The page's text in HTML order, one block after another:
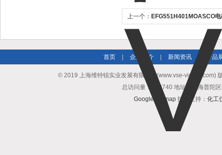
上一个： EFG551H401MOASCO
EFG551H401MO
首页 企业简介 新闻资讯 | 产品
© 2019 上海维特锐实业发展有限公司(www.vse-victory.com)
总访问量：509740 地址：上海普陀
GoogleSitemap 技术支持： 化工